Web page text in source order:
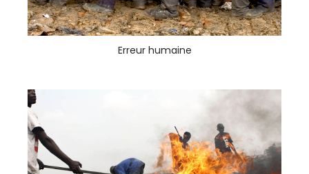
Erreur humaine